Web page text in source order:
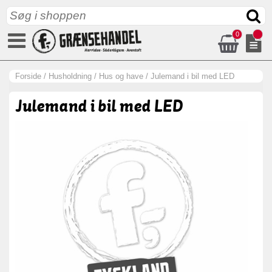
0
Forside / Husholdning / Hus og have / Julemand i bil med LED
Julemand i bil med LED